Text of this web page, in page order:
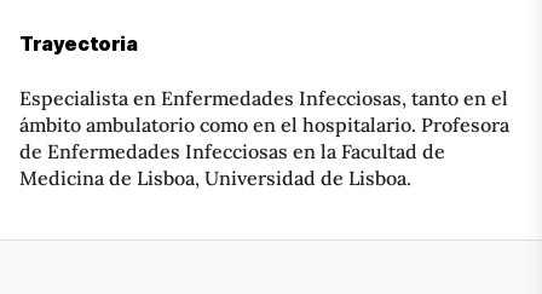
Trayectoria
Especialista en Enfermedades Infecciosas, tanto en el
ámbito ambulatorio como en el hospitalario. Profesora
de Enfermedades Infecciosas en la Facultad de
Medicina de Lisboa, Universidad de Lisboa.